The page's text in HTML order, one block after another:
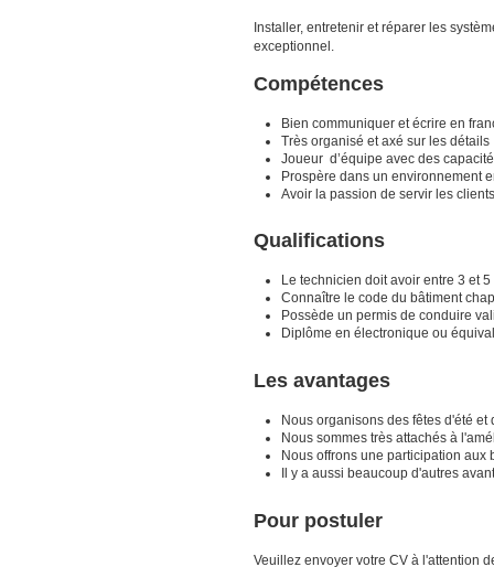
Installer, entretenir et réparer les
exceptionnel.
Compétences
Bien communiquer et écrire en
Très organisé et axé sur les détails
Joueur d’équipe avec des
Prospère dans un environnement
Avoir la passion de servir les
Qualifications
Le technicien doit avoir entre 3 et
Connaître le code du bâtiment
Possède un permis de conduire
Diplôme en électronique ou
Les avantages
Nous organisons des fêtes d'été
Nous sommes très attachés à
Nous offrons une participation aux
Il y a aussi beaucoup d'autres
Pour postuler
Veuillez envoyer votre CV à l'attention